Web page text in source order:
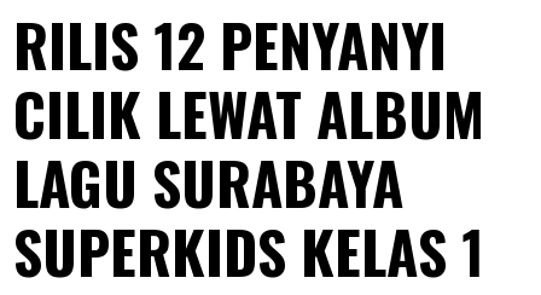
RILIS 12 PENYANYI
CILIK LEWAT ALBUM
LAGU SURABAYA
SUPERKIDS KELAS 1